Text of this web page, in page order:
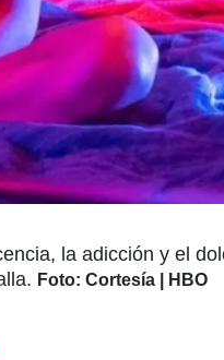
la adicción y el
Foto: Cortesía | HBO